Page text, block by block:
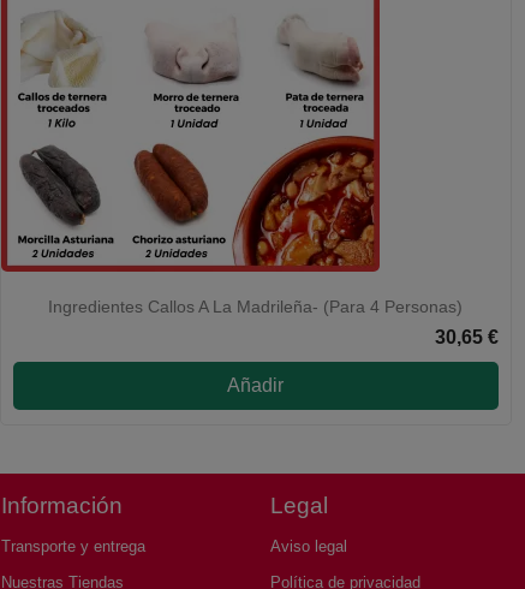
Ingredientes Callos A La Madrileña- (Para 4 Personas)
30,65 €
Añadir
Información
Transporte y entrega
Nuestras Tiendas
Legal
Aviso legal
Política de privacidad